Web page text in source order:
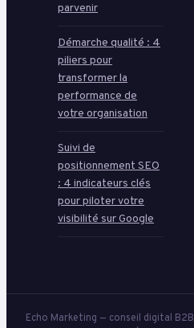
parvenir
Démarche qualité : 4
piliers pour
transformer la
performance de
votre organisation
Suivi de
positionnement SEO
: 4 indicateurs clés
pour piloter votre
visibilité sur Google
Echo Marketing — conseil digital B2B